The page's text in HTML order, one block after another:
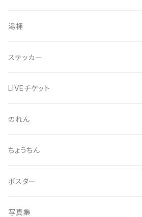
きんちゃく
マッチ
くつ下
お礼ボイス
アクリルスタンド
灰皿
24節気少年
芒種風景
夏至風景
生写真
プロマイド（マルベル堂）
湯桶
ステッカー
24節気少年
毅然湯
スガヌマンチョコシール
A HARD DAY'S NIGHT
with the suganuma's
LIVEチケット
のれん
ちょうちん
ポスター
写真集